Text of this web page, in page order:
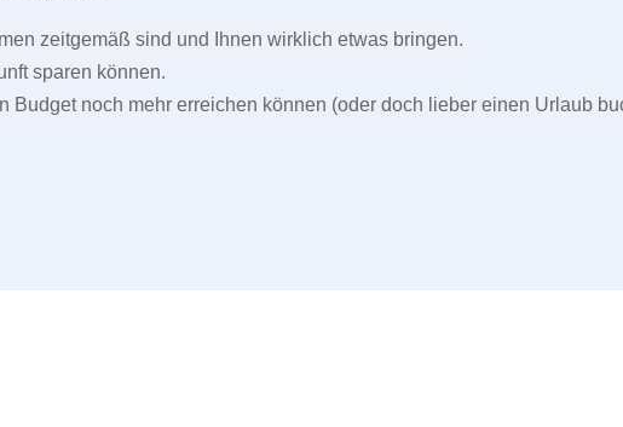
zeitgemäß sind und Ihnen wirklich etwas bringen.
sparen können.
Budget noch mehr erreichen können (oder doch lieber einen Urlaub